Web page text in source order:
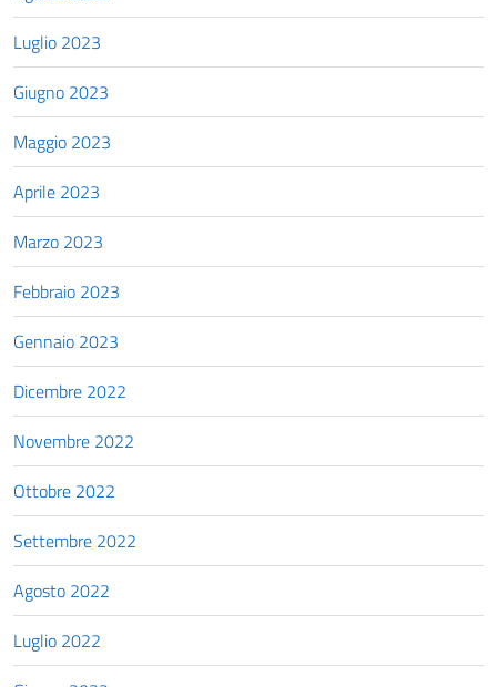
Luglio 2023
Giugno 2023
Maggio 2023
Aprile 2023
Marzo 2023
Febbraio 2023
Gennaio 2023
Dicembre 2022
Novembre 2022
Ottobre 2022
Settembre 2022
Agosto 2022
Luglio 2022